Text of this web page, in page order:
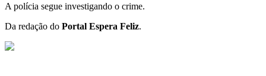
A polícia segue investigando o crime.
Da redação do Portal Espera Feliz.